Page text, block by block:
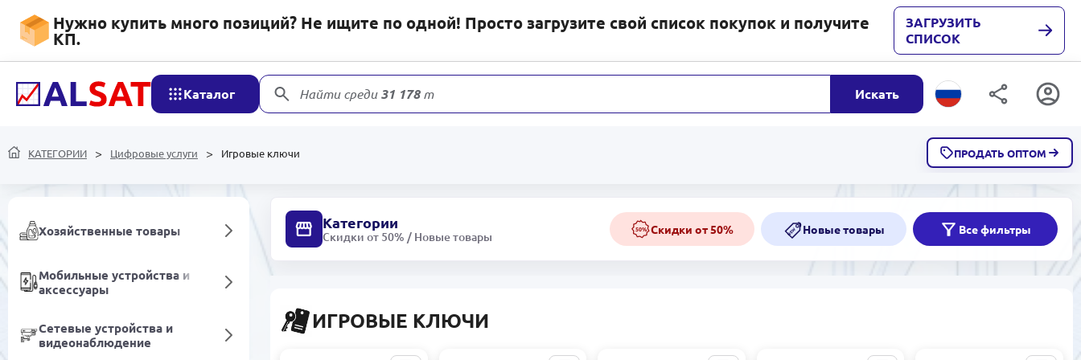
Нужно купить много позиций? Не ищите по одной! Просто загрузите свой список покупок и получите
КП.
ЗАГРУЗИТЬ
СПИСОК
Каталог Найти среди31 178товаров Искать
КАТЕГОРИИ Цифровые услуги Игровые ключи 50% Скидки от 50%
ПРОДАТЬ ОПТОМ
Декор и освещение
Программное обеспечение
Напитки безалкогольные
Хозяйственные товары
Мобильные устройства и
аксессуары
Сетевые устройства и
видеонаблюдение
Категории
Скидки от 50% / Новые товары
50% Скидки от 50% NEW Новые товары Все фильтры
ИГРОВЫЕ КЛЮЧИ